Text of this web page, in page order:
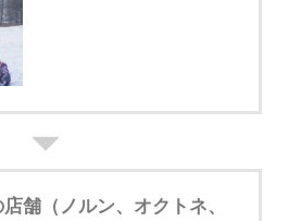
舗（ノルン、オクトネ、